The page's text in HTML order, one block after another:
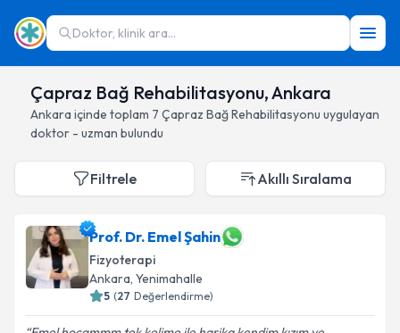
Doktor, klinik ara...
Çapraz Bağ Rehabilitasyonu, Ankara
Ankara içinde toplam 7 Çapraz Bağ Rehabilitasyonu uygulayan
doktor - uzman bulundu
Filtrele Akıllı Sıralama
Prof. Dr. Emel Şahin
Fizyoterapi
Ankara, Yenimahalle
5 (27 Değerlendirme)